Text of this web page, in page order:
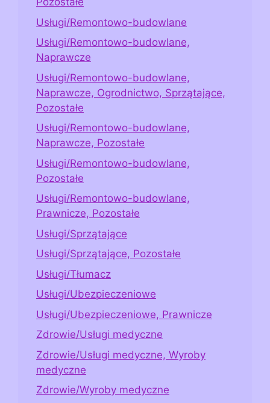
Usługi/Remontowo-budowlane
Usługi/Remontowo-budowlane,
Naprawcze
Usługi/Remontowo-budowlane,
Naprawcze, Ogrodnictwo, Sprzątające,
Pozostałe
Usługi/Remontowo-budowlane,
Naprawcze, Pozostałe
Usługi/Remontowo-budowlane,
Pozostałe
Usługi/Remontowo-budowlane,
Prawnicze, Pozostałe
Usługi/Sprzątające
Usługi/Sprzątające, Pozostałe
Usługi/Tłumacz
Usługi/Ubezpieczeniowe
Usługi/Ubezpieczeniowe, Prawnicze
Zdrowie/Usługi medyczne
Zdrowie/Usługi medyczne, Wyroby
medyczne
Zdrowie/Wyroby medyczne